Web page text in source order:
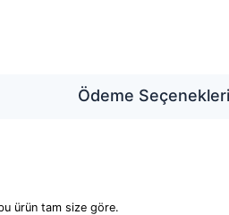
Ödeme Seçenekleri
ürün tam size göre.